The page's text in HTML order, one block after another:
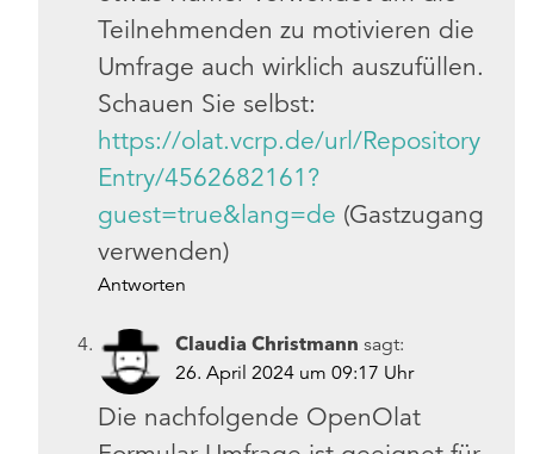
Teilnehmenden zu motivieren die
Umfrage auch wirklich auszufüllen.
Schauen Sie selbst:
https://olat.vcrp.de/url/Repository
Entry/4562682161?
guest=true&lang=de (Gastzugang
verwenden)
Antworten
Claudia Christmann sagt:
26. April 2024 um 09:17 Uhr
Die nachfolgende OpenOlat